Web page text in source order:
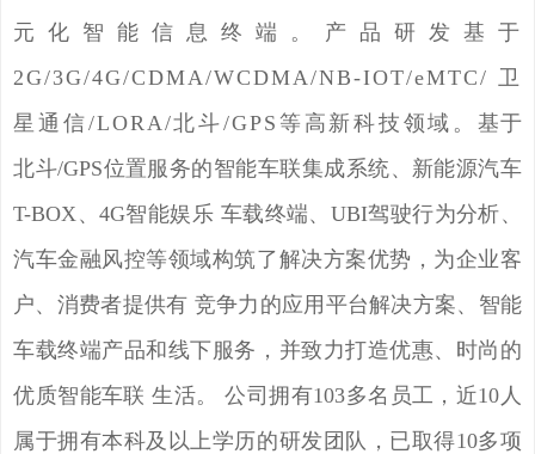
元化智能信息终端。产品研发基于
2G/3G/4G/CDMA/WCDMA/NB-IOT/eMTC/卫
星通信/LORA/北斗/GPS等高新科技领域。基于
北斗/GPS位置服务的智能车联集成系统、新能源汽车
T-BOX、4G智能娱乐 车载终端、UBI驾驶行为分析、
汽车金融风控等领域构筑了解决方案优势，为企业客
户、消费者提供有 竞争力的应用平台解决方案、智能
车载终端产品和线下服务，并致力打造优惠、时尚的
优质智能车联 生活。 公司拥有103多名员工，近10人
属于拥有本科及以上学历的研发团队，已取得10多项